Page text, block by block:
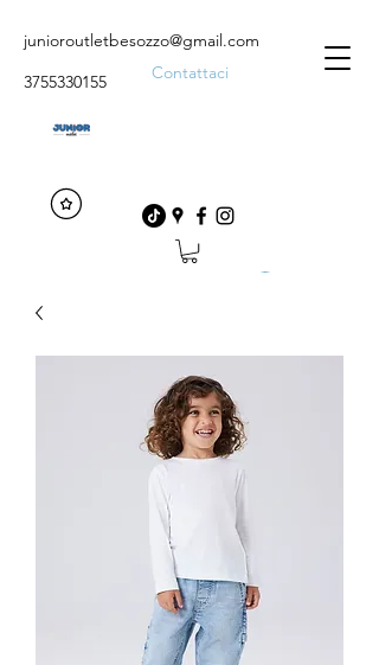
junioroutletbesozzo@gmail.com
Contattaci
3755330155